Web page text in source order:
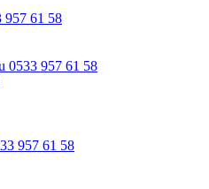
957 61 58
0533 957 61 58
957 61 58